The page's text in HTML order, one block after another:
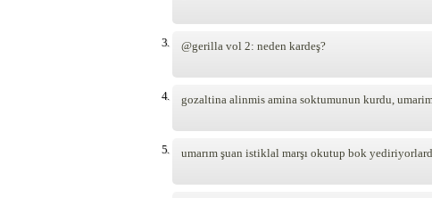
3. @gerilla vol 2: neden kardeş?
4. gozaltina alinmis amina soktumunun kurdu,
5. umarım şuan istiklal marşı okutup bok